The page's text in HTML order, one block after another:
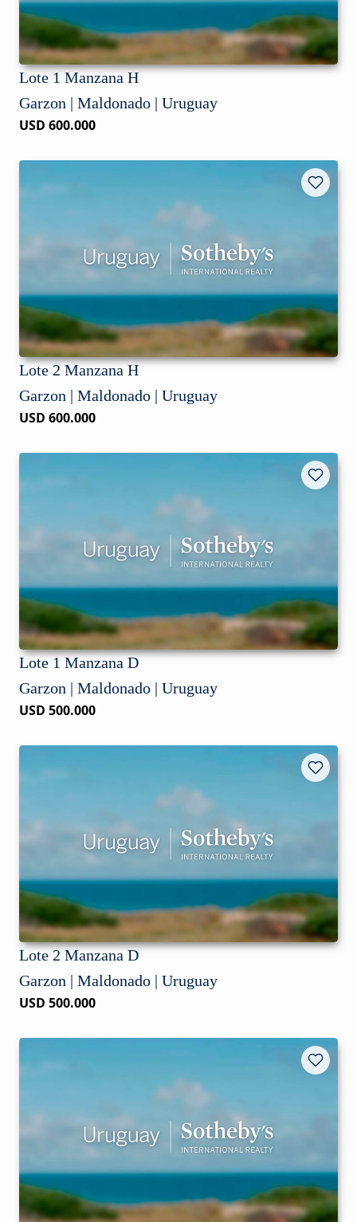
Lote 1 Manzana H
Garzon | Maldonado | Uruguay
USD 600.000
Lote 2 Manzana H
Garzon | Maldonado | Uruguay
USD 600.000
Lote 1 Manzana D
Garzon | Maldonado | Uruguay
USD 500.000
Lote 2 Manzana D
Garzon | Maldonado | Uruguay
USD 500.000